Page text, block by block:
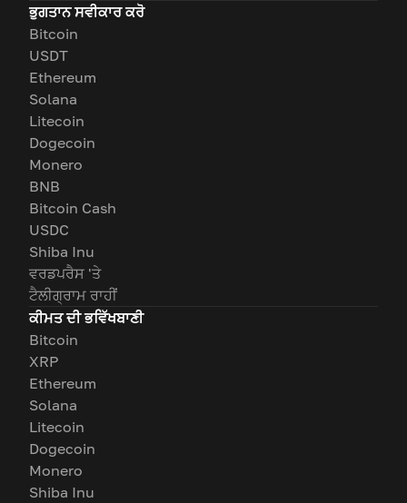
ਭੁਗਤਾਨ ਸਵੀਕਾਰ ਕਰੋ
Bitcoin
USDT
Ethereum
Solana
Litecoin
Dogecoin
Monero
BNB
Bitcoin Cash
USDC
Shiba Inu
ਵਰਡਪਰੈਸ 'ਤੇ
ਟੈਲੀਗ੍ਰਾਮ ਰਾਹੀਂ
ਕੀਮਤ ਦੀ ਭਵਿੱਖਬਾਣੀ
Bitcoin
XRP
Ethereum
Solana
Litecoin
Dogecoin
Monero
Shiba Inu